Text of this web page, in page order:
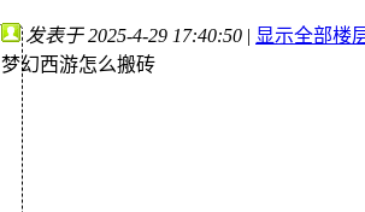
发表于 2025-4-29 17:40:50 | 显示全部楼
梦幻西游怎么搬砖